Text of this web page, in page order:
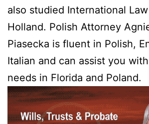
also studied International
Holland. Polish Attorney
Piasecka is fluent in Polish,
Italian and can assist you
needs in Florida and Poland.